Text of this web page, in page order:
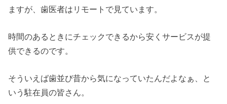
ますが、歯医者はリモートで見ています。
時間のあるときにチェックできるから安くサービスが提
供できるのです。
そういえば歯並び昔から気になっていたんだよなぁ、と
いう駐在員の皆さん。